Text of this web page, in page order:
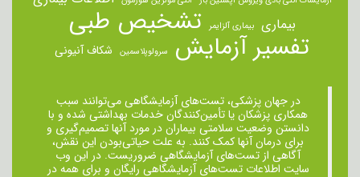
بیماری بیماری آلزایمر تشخیص طبی
تفسیر آزمایش سرولوپلاسمین شکاف آنیونی
در جهان پزشکی، تست‌های آزمایشگاهی می‌توانند سبب
همکاری پزشکان یا تأمین‌کنندگان خدمات بهداشتی شده و با
دانستن وضعیت سلامتی بیماران در مورد آنها تصمیم‌گیری و
برای درمان ‌آنها کمک کنند. به علت حیاتی‌بودن این نقش،
آگاهی از تست‌های آزمایشگاهی ضروریست. در این وب
سایت اطلاعات تست‌های آزمایشگاهی رایگان و برای همه در